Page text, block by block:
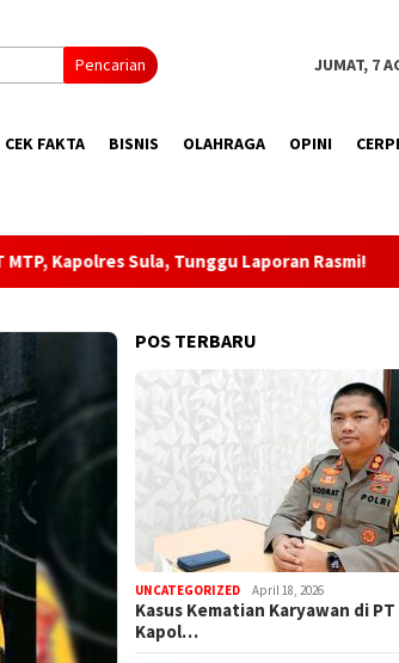
Pencarian JUMAT, 7
CEK FAKTA BISNIS OLAHRAGA OPINI
Rasmi! KKLI STAI Babussalam
POS TERBARU
UNCATEGORIZED April 18, 2026
Kasus Kematian Karyawan di PT
Kapol…